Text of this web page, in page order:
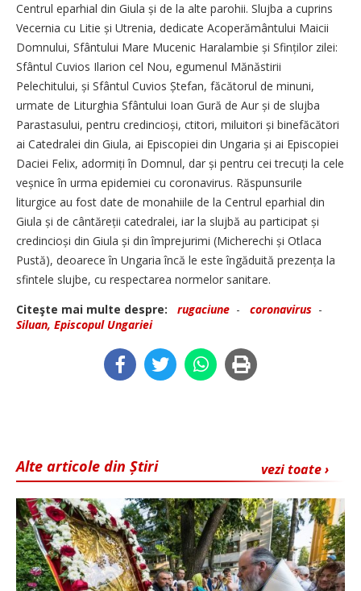
Centrul eparhial din Giula și de la alte parohii. Slujba a cuprins
Vecernia cu Litie și Utrenia, dedicate Acoperământului Maicii
Domnului, Sfântului Mare Mucenic Haralambie și Sfinților zilei:
Sfântul Cuvios Ilarion cel Nou, egumenul Mănăstirii
Pelechitului, și Sfântul Cuvios Ștefan, făcătorul de minuni,
urmate de Liturghia Sfântului Ioan Gură de Aur și de slujba
Parastasului, pentru credincioși, ctitori, miluitori și binefăcători
ai Catedralei din Giula, ai Episcopiei din Ungaria și ai Episcopiei
Daciei Felix, adormiți în Domnul, dar și pentru cei trecuți la cele
veșnice în urma epidemiei cu coronavirus. Răspunsurile
liturgice au fost date de monahiile de la Centrul eparhial din
Giula și de cântăreții catedralei, iar la slujbă au participat și
credincioși din Giula și din împrejurimi (Micherechi și Otlaca
Pustă), deoarece în Ungaria încă le este îngăduită prezența la
sfintele slujbe, cu respectarea normelor sanitare.
Citeşte mai multe despre:
rugaciune - coronavirus -
Siluan, Episcopul Ungariei
vezi toate ›
Alte articole din Știri